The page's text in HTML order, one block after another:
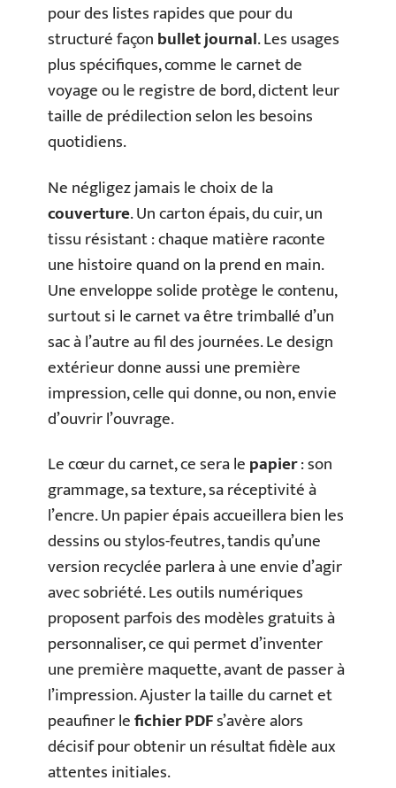
pour des listes rapides que pour du
structuré façonbullet journal. Les usages
plus spécifiques, comme le carnet de
voyage ou le registre de bord, dictent leur
taille de prédilection selon les besoins
quotidiens.
Ne négligez jamais le choix de la
couverture. Un carton épais, du cuir, un
tissu résistant : chaque matière raconte
une histoire quand on la prend en main.
Une enveloppe solide protège le contenu,
surtout si le carnet va être trimballé d’un
sac à l’autre au fil des journées. Le design
extérieur donne aussi une première
impression, celle qui donne, ou non, envie
d’ouvrir l’ouvrage.
Le cœur du carnet, ce sera lepapier: son
grammage, sa texture, sa réceptivité à
l’encre. Un papier épais accueillera bien les
dessins ou stylos-feutres, tandis qu’une
version recyclée parlera à une envie d’agir
avec sobriété. Les outils numériques
proposent parfois des modèles gratuits à
personnaliser, ce qui permet d’inventer
une première maquette, avant de passer à
l’impression. Ajuster la taille du carnet et
peaufiner lefichier PDFs’avère alors
décisif pour obtenir un résultat fidèle aux
attentes initiales.